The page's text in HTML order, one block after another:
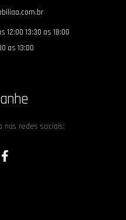
12:00 13:30 as 18:00
as 13:00
nas redes sociais: